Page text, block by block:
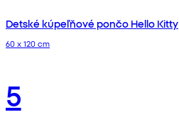
Detské kúpeľňové pončo Hello Kitty
60 x 120 cm
5